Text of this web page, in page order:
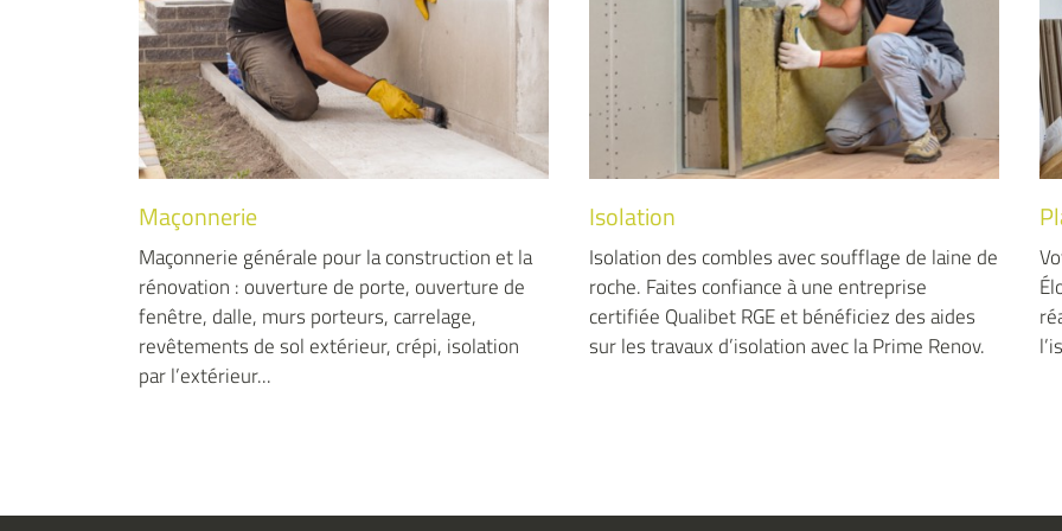
Isolation
Isolation des combles avec soufflage de laine de
roche. Faites confiance à une entreprise
certifiée Qualibet RGE et bénéficiez des aides
sur les travaux d’isolation avec la Prime Renov.
Plâtrerie
Votre entreprise générale du bâtiment à Saint-
Éloy-les-Mines (63) dans le Puy-de-Dôme
réalise les poses de placoplatre sur rail et
l’isolation.